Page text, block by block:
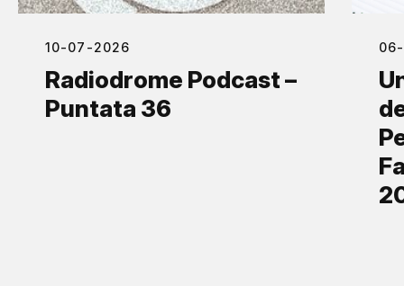
10-07-2026
Radiodrome Podcast –
Puntata 36